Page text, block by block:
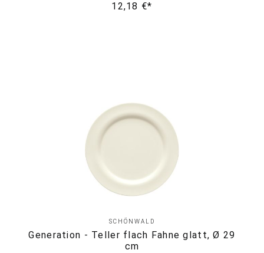
12,18 €*
SCHÖNWALD
Generation - Teller flach Fahne glatt, Ø 29
cm